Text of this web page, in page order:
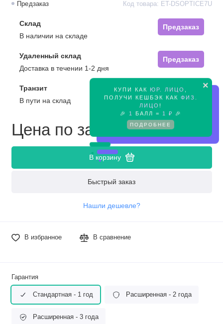
×
КУПИ КАК ЮР. ЛИЦО
ПОЛУЧИ КЕШБЭК КАК ФИЗ.
ЛИЦО !
🎉
1 БАЛЛ = 1 ₽ 🎉
ПОДРОБНЕЕ
Предзаказ Код товара: ET-DSOPTICE7U
Склад
Предзаказ
В наличии на складе
Удаленный склад
Предзаказ
Доставка в течении 1-2 дня
Транзит
Предзаказ
В пути на склад
Цена по запросу
В корзину
Быстрый заказ
Нашли дешевле?
В избранное В сравнение
Гарантия
Стандартная - 1 год Расширенная - 2 года
Расширенная - 3 года